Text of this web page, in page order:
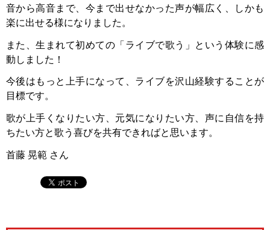
音から高音まで、今まで出せなかった声が幅広く、しかも
楽に出せる様になりました。
また、生まれて初めての「ライブで歌う」という体験に感
動しました！
今後はもっと上手になって、ライブを沢山経験することが
目標です。
歌が上手くなりたい方、元気になりたい方、声に自信を持
ちたい方と歌う喜びを共有できればと思います。
首藤 晃範 さん